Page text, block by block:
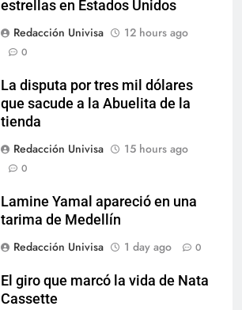
estrellas en Estados Unidos
Redacción Univisa
12 hours ago
0
La disputa por tres mil dólares
que sacude a la Abuelita de la
tienda
Redacción Univisa
15 hours ago
0
Lamine Yamal apareció en una
tarima de Medellín
Redacción Univisa
1 day ago 0
El giro que marcó la vida de Nata
Cassette